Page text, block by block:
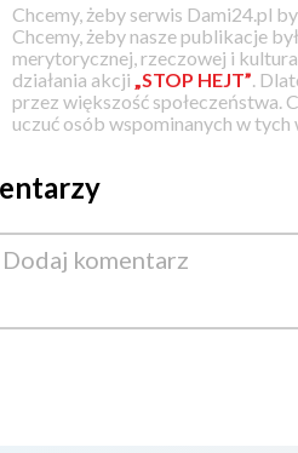
Chcemy, żeby serwis Dami24.pl
Chcemy, żeby nasze publikacje
merytorycznej, rzeczowej i
działania akcji „STOP HEJT” .
przez większość społeczeństwa.
uczuć osób wspominanych w tych